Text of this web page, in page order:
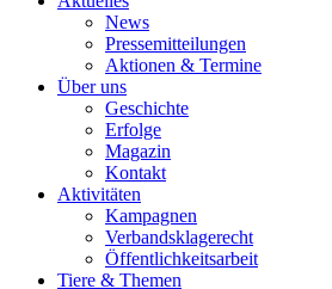
News
Pressemitteilungen
Aktionen & Termine
Über uns
Geschichte
Erfolge
Magazin
Kontakt
Aktivitäten
Kampagnen
Verbandsklagerecht
Öffentlichkeitsarbeit
Tiere & Themen